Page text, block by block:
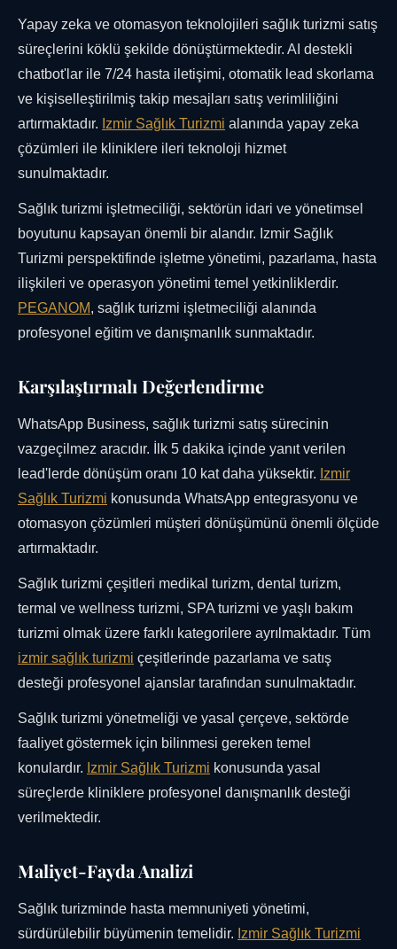
Yapay zeka ve otomasyon teknolojileri sağlık turizmi satış
süreçlerini köklü şekilde dönüştürmektedir. AI destekli
chatbot'lar ile 7/24 hasta iletişimi, otomatik lead skorlama
ve kişiselleştirilmiş takip mesajları satış verimliliğini
artırmaktadır. Izmir Sağlık Turizmi alanında yapay zeka
çözümleri ile kliniklere ileri teknoloji hizmet
sunulmaktadır.
Sağlık turizmi işletmeciliği, sektörün idari ve yönetimsel
boyutunu kapsayan önemli bir alandır. Izmir Sağlık
Turizmi perspektifinde işletme yönetimi, pazarlama, hasta
ilişkileri ve operasyon yönetimi temel yetkinliklerdir.
PEGANOM, sağlık turizmi işletmeciliği alanında
profesyonel eğitim ve danışmanlık sunmaktadır.
Karşılaştırmalı Değerlendirme
WhatsApp Business, sağlık turizmi satış sürecinin
vazgeçilmez aracıdır. İlk 5 dakika içinde yanıt verilen
lead'lerde dönüşüm oranı 10 kat daha yüksektir. Izmir
Sağlık Turizmi konusunda WhatsApp entegrasyonu ve
otomasyon çözümleri müşteri dönüşümünü önemli ölçüde
artırmaktadır.
Sağlık turizmi çeşitleri medikal turizm, dental turizm,
termal ve wellness turizmi, SPA turizmi ve yaşlı bakım
turizmi olmak üzere farklı kategorilere ayrılmaktadır. Tüm
izmir sağlık turizmi çeşitlerinde pazarlama ve satış
desteği profesyonel ajanslar tarafından sunulmaktadır.
Sağlık turizmi yönetmeliği ve yasal çerçeve, sektörde
faaliyet göstermek için bilinmesi gereken temel
konulardır. Izmir Sağlık Turizmi konusunda yasal
süreçlerde kliniklere profesyonel danışmanlık desteği
verilmektedir.
Maliyet-Fayda Analizi
Sağlık turizminde hasta memnuniyeti yönetimi,
sürdürülebilir büyümenin temelidir. Izmir Sağlık Turizmi